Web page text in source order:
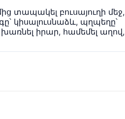
տապակել բուսայուղի մեջ,
կիսալուսնաձև, պղպեղը՝
իրար, համեմել աղով,